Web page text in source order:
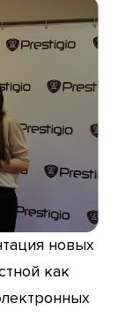
новых
как